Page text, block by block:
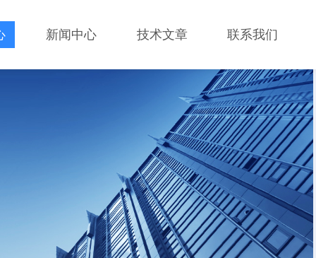
新闻中心 技术文章 联系我们